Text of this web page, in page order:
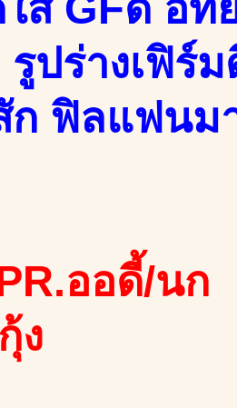
ปร่างเฟิร์ม
ก ฟิลแฟนม
ออดี้/นก
ง